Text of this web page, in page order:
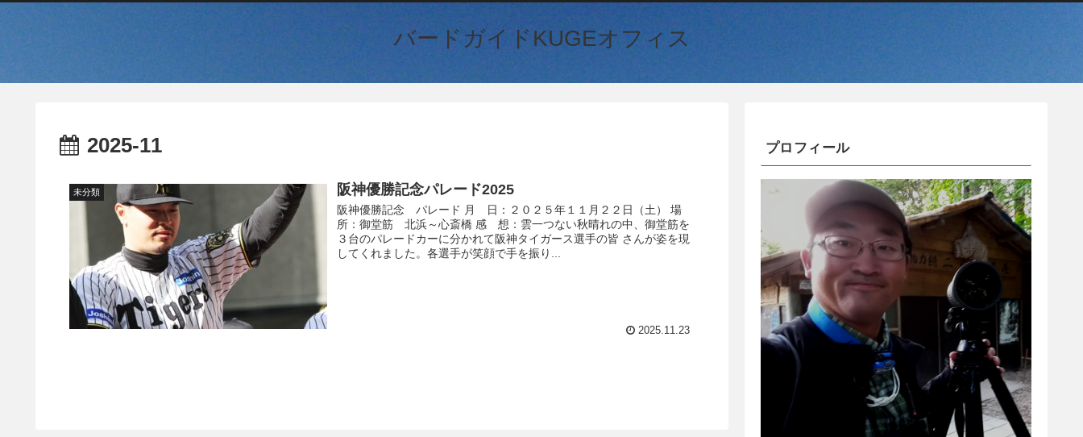
バードガイドKUGEオフィス
2025-11
未分類 阪神優勝記念パレード2025
阪神優勝記念 パレード 月 日：２０２５年１１月２２日（土） 場
所：御堂筋 北浜～心斎橋 感 想：雲一つない秋晴れの中、御堂筋を
３台のパレードカーに分かれて阪神タイガース選手の皆 さんが姿を現
してくれました。各選手が笑顔で手を振り...
2025.11.23
プロフィール